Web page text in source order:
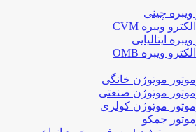
ویبره چینی
الکترو ویبره CVM
ویبره ایتالیایی
الکترو ویبره OMB
موتوژن خانگی
موتوژن صنعتی
موتوژن کولری
جمکو